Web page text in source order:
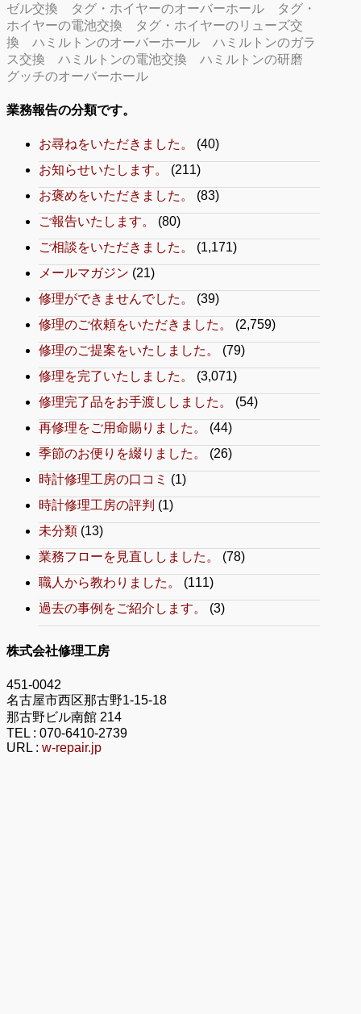
ゼル交換
タグ・ホイヤーのオーバーホール
タグ・
ホイヤーの電池交換
タグ・ホイヤーのリューズ交
換
ハミルトンのオーバーホール
ハミルトンのガラ
ス交換
ハミルトンの電池交換
ハミルトンの研磨
グッチのオーバーホール
業務報告の分類です。
お尋ねをいただきました。
(40)
お知らせいたします。
(211)
お褒めをいただきました。
(83)
ご報告いたします。
(80)
ご相談をいただきました。
(1,171)
メールマガジン (21)
修理ができませんでした。
(39)
修理のご依頼をいただきました。
(2,759)
修理のご提案をいたしました。
(79)
修理を完了いたしました。
(3,071)
修理完了品をお手渡ししました。
(54)
再修理をご用命賜りました。
(44)
季節のお便りを綴りました。
(26)
時計修理工房の口コミ (1)
時計修理工房の評判 (1)
未分類 (13)
業務フローを見直ししました。
(78)
職人から教わりました。
(111)
過去の事例をご紹介します。
(3)
株式会社修理工房
451-0042
名古屋市西区那古野1-15-18
那古野ビル南館 214
TEL : 070-6410-2739
URL : w-repair.jp